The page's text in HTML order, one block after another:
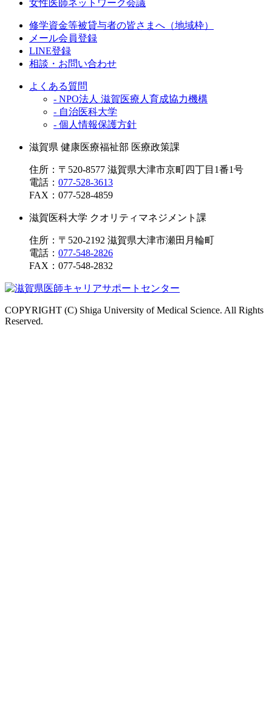
女性医師ネットワーク会議
修学資金等被貸与者の皆さまへ（地域枠）
メール会員登録
LINE登録
相談・お問い合わせ
よくある質問
- NPO法人 滋賀医療人育成協力機構
- 自治医科大学
- 個人情報保護方針
滋賀県 健康医療福祉部 医療政策課
住所：〒520-8577 滋賀県大津市京町四丁目1番1号
電話： 077-528-3613
FAX： 077-528-4859
滋賀医科大学 クオリティマネジメント課
住所：〒520-2192 滋賀県大津市瀬田月輪町
電話： 077-548-2826
FAX： 077-548-2832
COPYRIGHT (C) Shiga University of Medical Science. All Rights
Reserved.